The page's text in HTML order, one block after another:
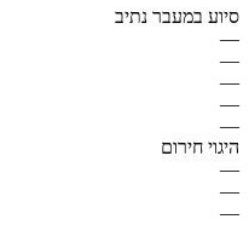
סיוע במעבר נתיב
—
—
—
—
—
היגוי חירום
—
—
—